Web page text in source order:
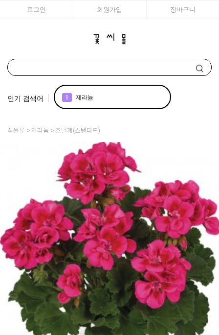
로그인 회원가입 장바구니
인기 검색어 2 국화
접시꽃
에키네시아
6 백합
7 조날
어린모종 국화
9 그라스
10 페츄니아
제라늄
식물류 제라늄 조날계(스탠다드)